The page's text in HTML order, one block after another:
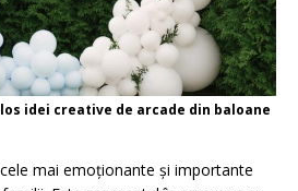
idei creative de arcade din baloane
mai emoționante și importante